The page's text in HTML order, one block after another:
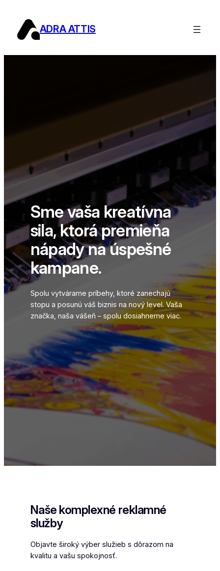
obsah
ADRA ATTIS
Sme vaša kreatívna
sila, ktorá premieňa
nápady na úspešné
kampane.
Spolu vytvárame príbehy, ktoré zanechajú
stopu a posunú váš biznis na nový level. Vaša
značka, naša vášeň – spolu dosiahneme viac.
Naše komplexné reklamné
služby
Objavte široký výber služieb s dôrazom na
kvalitu a vašu spokojnosť.